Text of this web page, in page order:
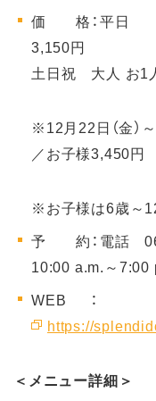
価 格：平日 大
3,150円
土日祝 大人 お1
※12月22日（金）
／お子様3,450円
※お子様は6歳～
予 約：電話 06-
10:00 a.m.～7:00
WEB ：
https://
＜メニュー詳細＞